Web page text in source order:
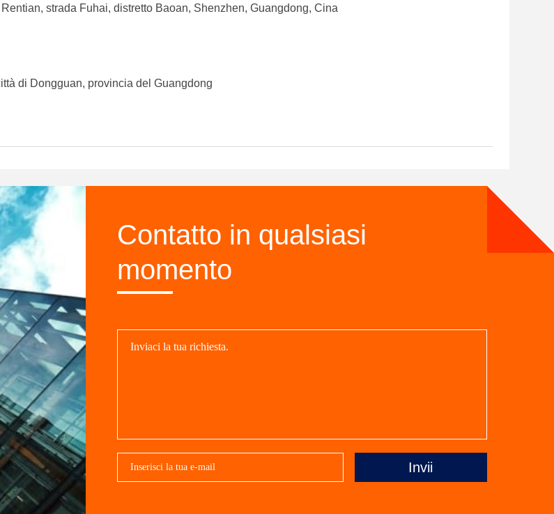
strada Fuhai, distretto Baoan, Shenzhen, Guangdong, Cina
di Dongguan, provincia del Guangdong
Contatto in qualsiasi
momento
Invii